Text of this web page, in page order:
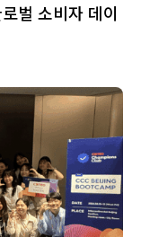
벌 소비자 데이